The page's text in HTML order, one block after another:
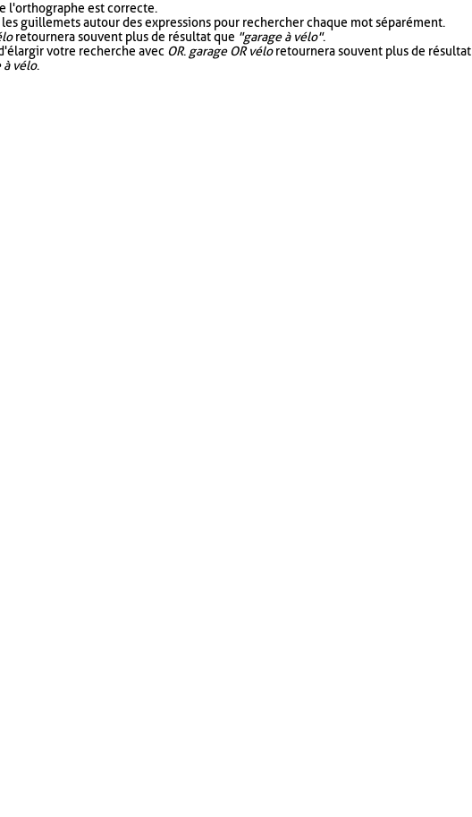
l'orthographe est correcte.
guillemets autour des expressions pour rechercher chaque mot séparément.
retournera souvent plus de résultat que "garage à vélo".
votre recherche avec OR. garage OR véloretournera souvent plus de résultat
à vélo.